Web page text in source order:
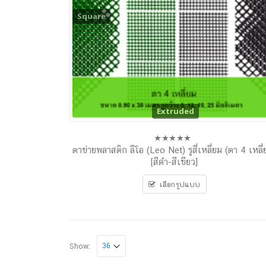
Extruded
Square
0
out
of
5
ตาข่ายพลาสติก ลีโอ (Leo Net) รูสี่เหลี่ยม (ตา 4 เหลี่
[สีดำ-สีเขียว]
เลือกรูปแบบ
Show: